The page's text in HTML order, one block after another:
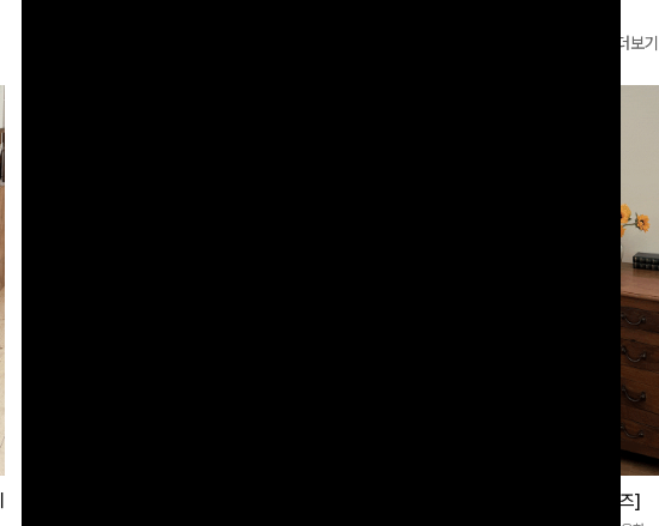
더보기
쿨링버튼 8부와이드팬츠[FREE,L사이즈]